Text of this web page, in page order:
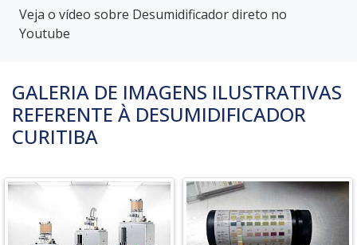
Veja o vídeo sobre Desumidificador direto no
Youtube
GALERIA DE IMAGENS ILUSTRATIVAS
REFERENTE À DESUMIDIFICADOR
CURITIBA